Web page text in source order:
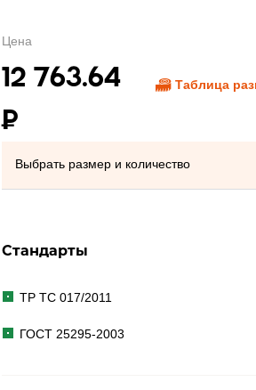
Цена
12 763.64
₽
Таблица
Выбрать размер и количество
Стандарты
ТР ТС 017/2011
ГОСТ 25295-2003